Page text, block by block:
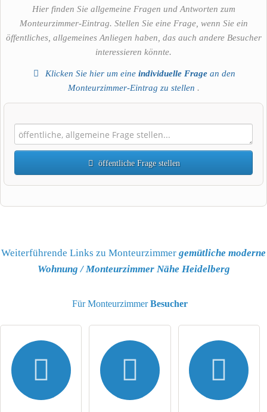
Hier finden Sie allgemeine Fragen und Antworten zum
Monteurzimmer-Eintrag. Stellen Sie eine Frage, wenn Sie ein
öffentliches, allgemeines Anliegen haben, das auch andere Besucher
interessieren könnte.
Klicken Sie hier um eineindividuelle Frage an den
Monteurzimmer-Eintrag zu stellen .
öffentliche Frage stellen
Name
Hiermit akzeptiere ich die
DieDatenschutzerklärung habe ich zur Kenntnis genommen.
Weiterführende Links zu Monteurzimmer gemütliche moderne
Wohnung / Monteurzimmer Nähe Heidelberg
Für MonteurzimmerBesucher